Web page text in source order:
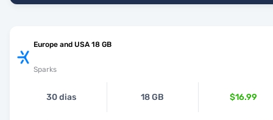
Europe and USA 18 GB
Sparks
30 dias 18 GB $16.99